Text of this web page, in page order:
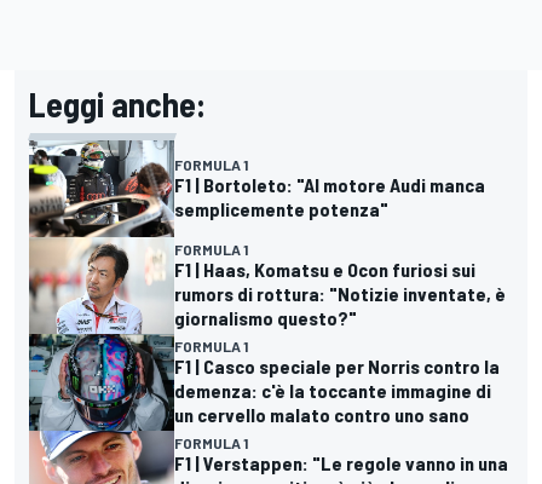
Leggi anche:
FORMULA 1
F1 | Bortoleto: "Al motore Audi manca
semplicemente potenza"
FORMULA 1
F1 | Haas, Komatsu e Ocon furiosi sui
rumors di rottura: "Notizie inventate, è
giornalismo questo?"
FORMULA 1
F1 | Casco speciale per Norris contro la
demenza: c'è la toccante immagine di
un cervello malato contro uno sano
FORMULA 1
F1 | Verstappen: "Le regole vanno in una